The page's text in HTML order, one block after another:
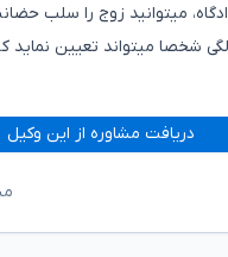
میتوانید زوج را سلب
در سن ۹ سالگی شخصا میتواند تعیین
دریافت مشاوره از این وکیل